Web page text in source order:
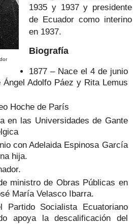
1935 y 1937 y presidente
de Ecuador como interino
en 1937.
Biografía
1877 – Nace el 4 de junio
Adolfo Páez y Rita Lemus
Hoche de París
en las Universidades de Gante
con Adelaida Espinosa García
hija.
ministro de Obras Públicas en
María Velasco Ibarra.
Partido Socialista Ecuatoriano
apoya la descalificación del